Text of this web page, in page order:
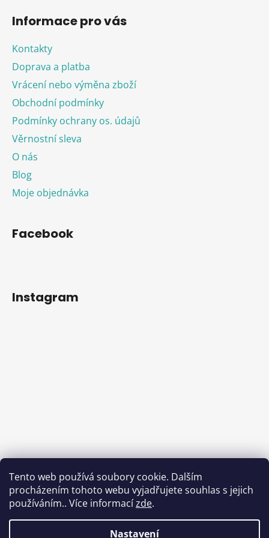
Tento web používá soubory cookie. Dalším
procházením tohoto webu vyjadřujete souhlas s jejich
používáním.. Více informacízde.
Nastavení
Informace pro vás
Kontakty
Doprava a platba
Vrácení nebo výměna zboží
Obchodní podmínky
Podmínky ochrany os. údajů
Věrnostní sleva
O nás
Blog
Moje objednávka
Facebook
Instagram